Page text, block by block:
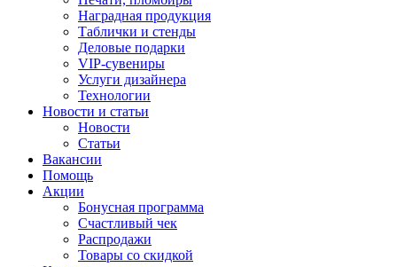
Наградная продукция
Таблички и стенды
Деловые подарки
VIP-сувениры
Услуги дизайнера
Технологии
Новости и статьи
Новости
Статьи
Вакансии
Помощь
Акции
Бонусная программа
Счастливый чек
Распродажи
Товары со скидкой